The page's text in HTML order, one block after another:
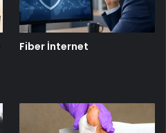
Fiber İnternet